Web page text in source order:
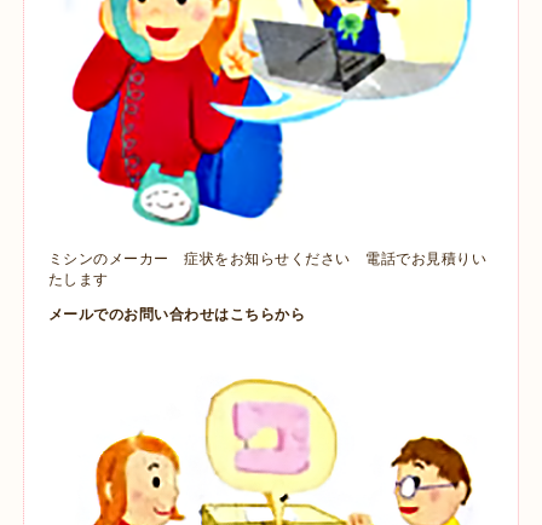
ミシンのメーカー 症状をお知らせください 電話でお見積りい
たします
メールでのお問い合わせはこちらから